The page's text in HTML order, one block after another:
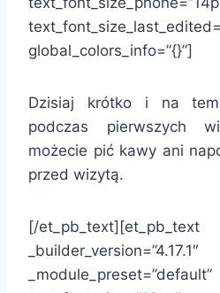
global_colors_info=”{}”]
Dzisiaj krótko i na
podczas pierwszych
możecie pić kawy ani
przed wizytą.
[/et_pb_text][et_pb_text
_builder_version=”4.17.1″
_module_preset=”default”